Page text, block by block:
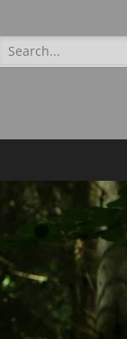
Suchen
nach: